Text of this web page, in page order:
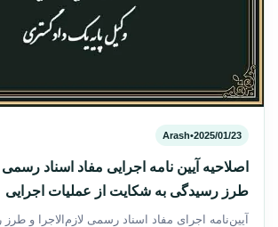
2025/01/23
•
Arash
اصلاحیه آیین نامه اجرایی مفاد اسناد رسمی
طرز رسیدگی به شکایت از عملیات اجرایی
آیین‌نامه اجرای مفاد اسناد رسمی لازم‌الاجرا و